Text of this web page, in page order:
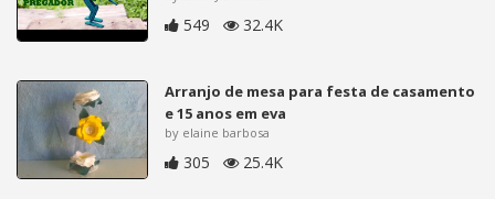
549 32.4K
Arranjo de mesa para festa de casamento
e 15 anos em eva
by elaine barbosa
305 25.4K